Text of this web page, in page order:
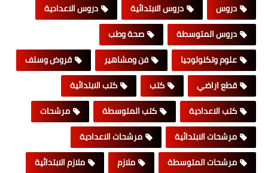
دروس
دروس الابتدائية
دروس الاعدادية
دروس المتوسطة
صحة وطب
علوم وتكنولوجيا
فن ومشاهير
قروض وسلف
قطع اراضي
كتب
كتب الابتدائية
كتب الاعدادية
كتب المتوسطة
مرشحات
مرشحات الابتدائية
مرشحات الاعدادية
مرشحات المتوسطة
ملازم
ملازم الابتدائية